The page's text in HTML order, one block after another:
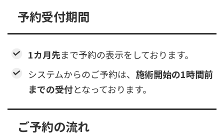
予約受付期間
1カ月先まで予約の表示をしております。
システムからのご予約は、 施術開始の1時間前
までの受付となっております。
ご予約の流れ